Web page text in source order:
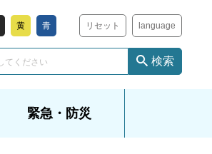
黄 青 リセット language
検索
緊急・防災